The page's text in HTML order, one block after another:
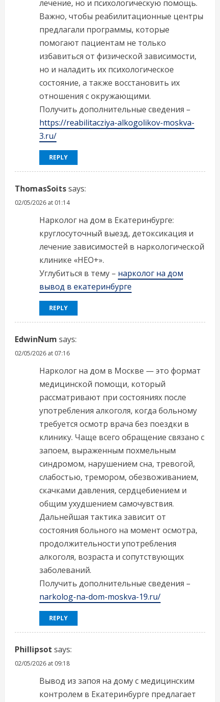
лечение, но и психологическую помощь.
Важно, чтобы реабилитационные центры
предлагали программы, которые
помогают пациентам не только
избавиться от физической зависимости,
но и наладить их психологическое
состояние, а также восстановить их
отношения с окружающими.
Получить дополнительные сведения –
https://reabilitacziya-alkogolikov-moskva-
3.ru/
REPLY
ThomasSoitssays:
02/05/2026 at 01:14
Нарколог на дом в Екатеринбурге:
круглосуточный выезд, детоксикация и
лечение зависимостей в наркологической
клинике «НЕО+».
Углубиться в тему – нарколог на дом
вывод в екатеринбурге
REPLY
EdwinNum says:
02/05/2026 at 07:16
Нарколог на дом в Москве — это формат
медицинской помощи, который
рассматривают при состояниях после
употребления алкоголя, когда больному
требуется осмотр врача без поездки в
клинику. Чаще всего обращение связано с
запоем, выраженным похмельным
синдромом, нарушением сна, тревогой,
слабостью, тремором, обезвоживанием,
скачками давления, сердцебиением и
общим ухудшением самочувствия.
Дальнейшая тактика зависит от
состояния больного на момент осмотра,
продолжительности употребления
алкоголя, возраста и сопутствующих
заболеваний.
Получить дополнительные сведения –
narkolog-na-dom-moskva-19.ru/
REPLY
Phillipsot says:
02/05/2026 at 09:18
Вывод из запоя на дому с медицинским
контролем в Екатеринбурге предлагает